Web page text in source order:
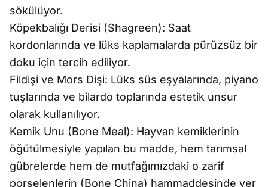
sökülüyor.
Köpekbalığı Derisi (Shagreen): Saat
kordonlarında ve lüks kaplamalarda pürüzsüz bir
doku için tercih ediliyor.
Fildişi ve Mors Dişi: Lüks süs eşyalarında, piyano
tuşlarında ve bilardo toplarında estetik unsur
olarak kullanılıyor.
Kemik Unu (Bone Meal): Hayvan kemiklerinin
öğütülmesiyle yapılan bu madde, hem tarımsal
gübrelerde hem de mutfağımızdaki o zarif
porselenlerin (Bone China) hammaddesinde yer